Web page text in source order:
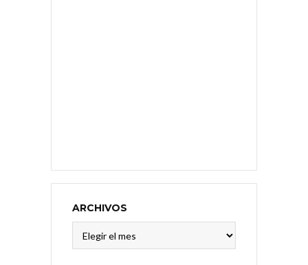
ARCHIVOS